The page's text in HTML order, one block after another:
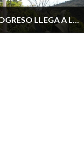
¡LA ENERGÍA DEL PROGRESO LLEGA A LA LOMA!.